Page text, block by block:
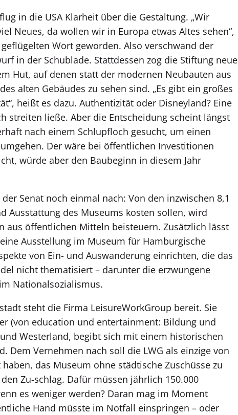
in die USA Klarheit über die Gestaltung. „Wir
Neues, da wollen wir in Europa etwas Altes sehen“,
Wort geworden. Also verschwand der
in der Schublade. Stattdessen zog die Stiftung neue
Hut, auf denen statt der modernen Neubauten aus
alten Gebäudes zu sehen sind. „Es gibt ein großes
heißt es dazu. Authentizität oder Disneyland? Eine
streiten ließe. Aber die Entscheidung scheint längst
nach einem Schlupfloch gesucht, um einen
Der wäre bei öffentlichen Investitionen
würde aber den Baubeginn in diesem Jahr
Senat noch einmal nach: Von den inzwischen 8,1
Ausstattung des Museums kosten sollen, wird
aus öffentlichen Mitteln beisteuern. Zusätzlich lässt
Ausstellung im Museum für Hamburgische
von Ein- und Auswanderung einrichten, die das
nicht thematisiert – darunter die erzwungene
Nationalsozialismus.
steht die Firma LeisureWorkGroup bereit. Sie
(von education und entertainment: Bildung und
Westerland, begibt sich mit einem historischen
Dem Vernehmen nach soll die LWG als einzige von
das Museum ohne städtische Zuschüsse zu
Zu-schlag. Dafür müssen jährlich 150.000
es weniger werden? Daran mag im Moment
Hand müsste im Notfall einspringen – oder